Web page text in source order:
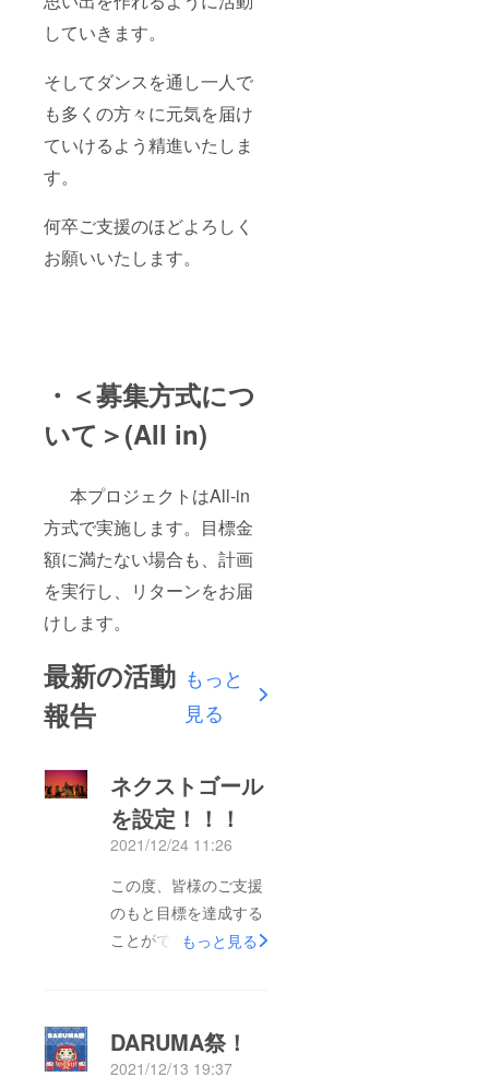
していきます。
そしてダンスを通し一人で
も多くの方々に元気を届け
ていけるよう精進いたしま
す。
何卒ご支援のほどよろしく
お願いいたします。
・＜募集方式につ
いて＞(All in)
本プロジェクトはAll-in
方式で実施します。目標金
額に満たない場合も、計画
を実行し、リターンをお届
けします。
最新の活動
報告
もっと
見る
ネクストゴール
を設定！！！
2021/12/24 11:26
この度、皆様のご支援
のもと目標を達成する
ことができました！さ
て始めた今回のクラウ
ドファンディングです
もっと見る
DARUMA祭！
2021/12/13 19:37